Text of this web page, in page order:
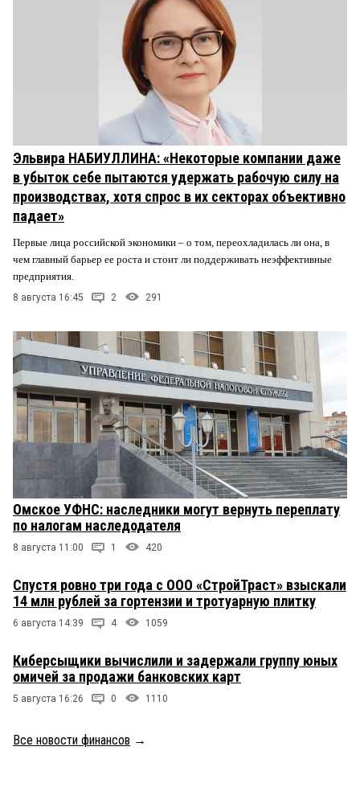
Эльвира НАБИУЛЛИНА: «Некоторые компании даже
в убыток себе пытаются удержать рабочую силу на
производствах, хотя спрос в их секторах объективно
падает»
Первые лица российской экономики – о том, переохладилась ли она, в
чем главный барьер ее роста и стоит ли поддерживать неэффективные
предприятия.
8 августа 16:45 2 291
Омское УФНС: наследники могут вернуть переплату
по налогам наследодателя
8 августа 11:00 1 420
Спустя ровно три года с ООО «СтройТраст» взыскали
14 млн рублей за гортензии и тротуарную плитку
6 августа 14:39 4 1059
Киберсыщики вычислили и задержали группу юных
омичей за продажи банковских карт
5 августа 16:26 0 1110
Все новости финансов →